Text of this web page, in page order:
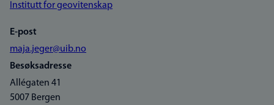
Institutt for geovitenskap
E-post
maja.jeger@uib.no
Besøksadresse
Allégaten 41
5007 Bergen